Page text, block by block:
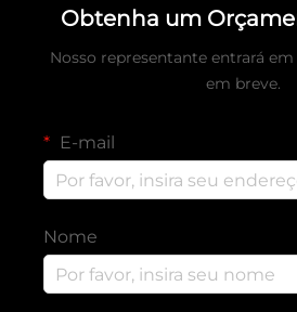
Obtenha um
Nosso representante entrará
em breve.
E-mail
Nome